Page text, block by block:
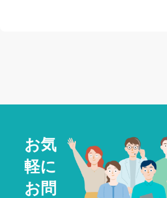
お気
軽に
お問